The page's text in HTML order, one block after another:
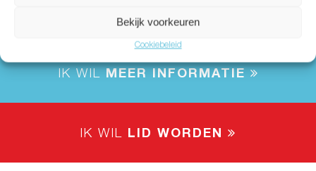
Bekijk voorkeuren
Cookiebeleid
IK WIL MEER INFORMATIE
IK WIL LID WORDEN